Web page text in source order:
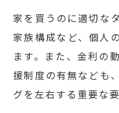
家を買うのに適切な
家族構成など、個人
ます。また、金利の
援制度の有無なども
グを左右する重要な